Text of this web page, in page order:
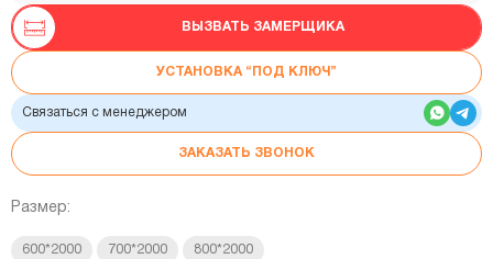
ВЫЗВАТЬ ЗАМЕРЩИКА
УСТАНОВКА “ПОД КЛЮЧ”
Связаться с менеджером
ЗАКАЗАТЬ ЗВОНОК
Размер:
600*2000 700*2000 800*2000